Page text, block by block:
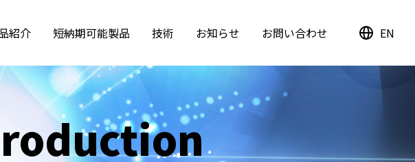
紹介
ンズ製品
短納期可能製品 技術
ピラリー 集積型GRINレンズ
お知らせ お問い合わせ EN